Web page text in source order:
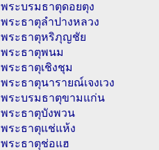
พระบรมธาตุดอยตุง
พระธาตุลำปางหลวง
พระธาตุหริภุญชัย
พระธาตุพนม
พระธาตุเชิงชุม
พระธาตุนารายณ์เจงเวง
พระบรมธาตุขามแก่น
พระธาตุบังพวน
พระธาตุแช่แห้ง
พระธาตุช่อแฮ